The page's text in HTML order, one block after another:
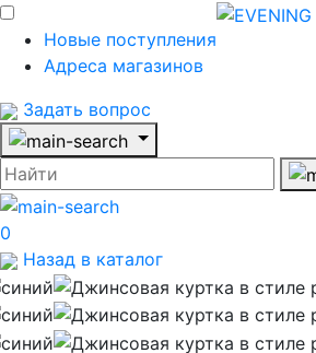
Новые поступления
Адреса магазинов
Задать вопрос
0
Назад в каталог